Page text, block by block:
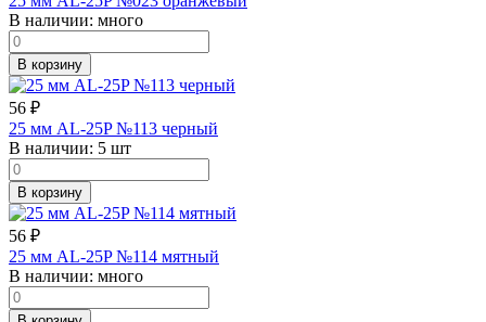
В наличии: много
В корзину
56 ₽
25 мм AL-25P №113 черный
В наличии: 5 шт
В корзину
56 ₽
25 мм AL-25P №114 мятный
В наличии: много